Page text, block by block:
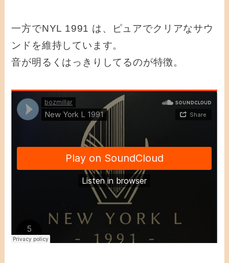
一方でNYL 1991 は、ピュアでクリアなサウ
ンドを維持しています。
音が明るくはっきりしてるのが特徴。